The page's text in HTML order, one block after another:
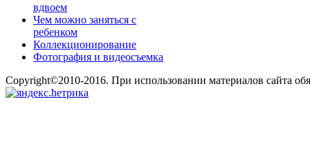
вдвоем
Чем можно заняться с
ребенком
Коллекционирование
Фотография и видеосъемка
Copyright©2010-2016. При использовании материалов сайта